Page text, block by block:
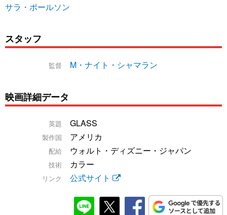
サラ・ポールソン
スタッフ
監督 M・ナイト・シャマラン
映画詳細データ
英題 GLASS
製作国 アメリカ
配給 ウォルト・ディズニー・ジャパン
技術 カラー
リンク 公式サイト